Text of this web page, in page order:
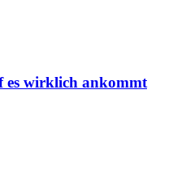
es wirklich ankommt